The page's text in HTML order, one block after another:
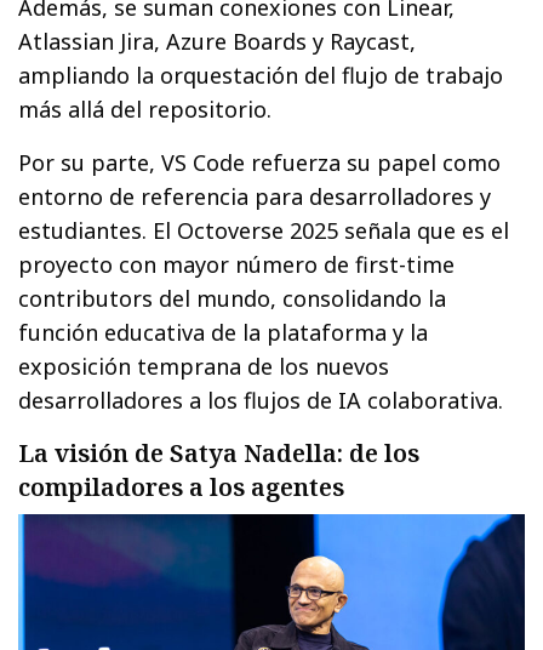
Además, se suman conexiones con Linear,
Atlassian Jira, Azure Boards y Raycast,
ampliando la orquestación del flujo de trabajo
más allá del repositorio.
Por su parte, VS Code refuerza su papel como
entorno de referencia para desarrolladores y
estudiantes. El Octoverse 2025 señala que es el
proyecto con mayor número de first-time
contributors del mundo, consolidando la
función educativa de la plataforma y la
exposición temprana de los nuevos
desarrolladores a los flujos de IA colaborativa.
La visión de Satya Nadella: de los
compiladores a los agentes